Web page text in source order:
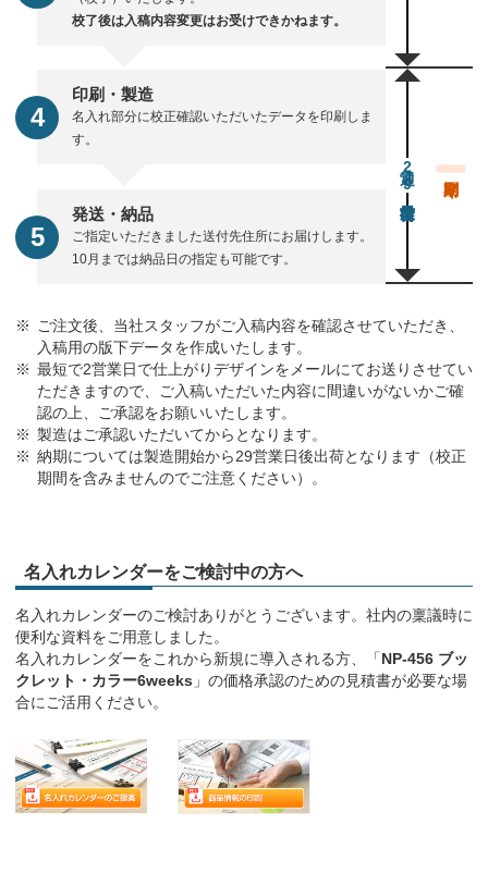
校了後は入稿内容変更はお受けできかねます。
印刷・製造
名入れ部分に校正確認いただいたデータを印刷しま
す。
発送・納品
ご指定いただきました送付先住所にお届けします。
10月までは納品日の指定も可能です。
通常29営業日後出荷
ご注文後、当社スタッフがご入稿内容を確認させていただき、
入稿用の版下データを作成いたします。
最短で2営業日で仕上がりデザインをメールにてお送りさせてい
ただきますので、ご入稿いただいた内容に間違いがないかご確
認の上、ご承認をお願いいたします。
製造はご承認いただいてからとなります。
納期については製造開始から29営業日後出荷となります（校正
期間を含みませんのでご注意ください）。
名入れカレンダーをご検討中の方へ
名入れカレンダーのご検討ありがとうございます。社内の稟議時に
便利な資料をご用意しました。
名入れカレンダーをこれから新規に導入される方、「NP-456 ブッ
クレット・カラー6weeks 」の価格承認のための見積書が必要な場
合にご活用ください。